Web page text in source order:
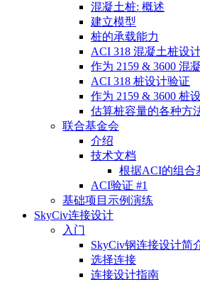
混凝土桩: 概述
建立模型
桩的承载能力
ACI 318 混凝土桩设
作为 2159 & 3600 混
ACI 318 桩设计验证
作为 2159 & 3600 桩
估算桩容量的各种方
联合基金会
介绍
技术文档
根据ACI的组合
ACI验证 #1
基础项目示例演练
SkyCiv连接设计
入门
SkyCiv钢连接设计简
选择连接
连接设计指南